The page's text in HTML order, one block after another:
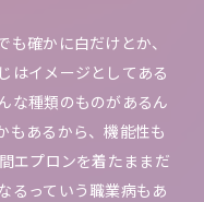
確かに白だけとか、
はイメージとしてある
な種類のものがあるん
もあるから、機能性も
エプロンを着たままだ
るっていう職業病もあ